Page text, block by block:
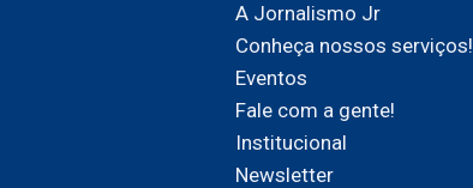
A Jornalismo Jr
Conheça nossos serviços!
Eventos
Fale com a gente!
Institucional
Newsletter